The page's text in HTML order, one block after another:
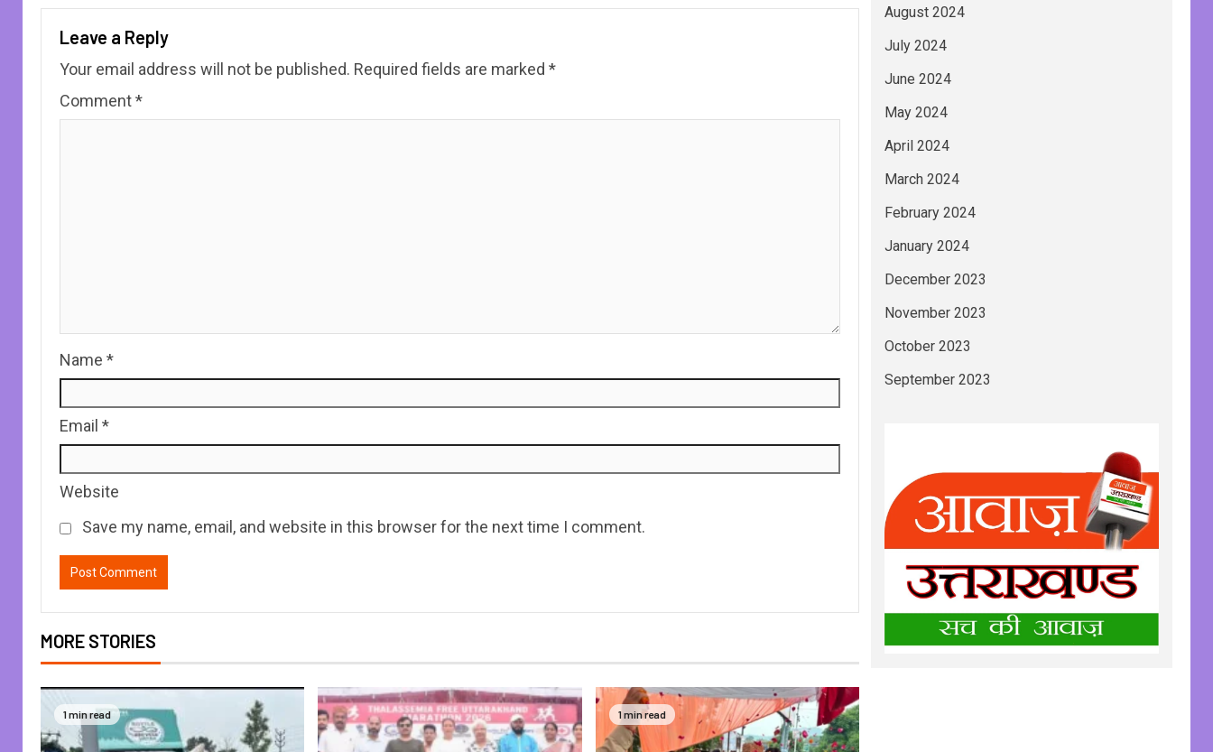
Leave a Reply
Your email address will not be published. Required fields are marked *
Comment*
Name *
Email *
Website
Save my name, email, and website in this browser for the next time I comment.
MORE STORIES
1 min read 1 min read
August 2024
July 2024
June 2024
May 2024
April 2024
March 2024
February 2024
January 2024
December 2023
November 2023
October 2023
September 2023